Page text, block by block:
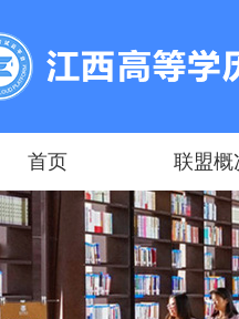
首页 联盟概